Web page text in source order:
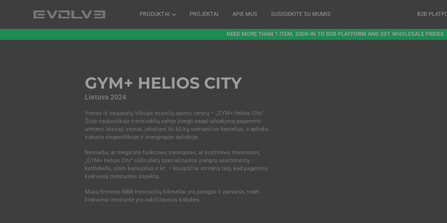
PRODUKTAI PROJEKTAI APIE MUS SUSISIEKITE SU MUMIS B2B
NEED MORE THAN 1 ITEM, SIGN-IN TO B2B PLATFORM AND GET WHOLESALE PRICES
GYM+ HELIOS CITY
Lietuva 2024
Vienas iš naujausių Vilniuje esančių sporto centrų – „GYM+ Helios City”.
Šioje naujoviškoje treniruoklių salėje įrengti pagal užsakymą pagaminti
uretano laisvieji svoriai, įskaitant iki 60 kg sveriančius hantelius, o aplinka
sukurta elegantiškoje ir energingoje aplinkoje.
Nesvarbu, ar mėgstate funkcines treniruotes, ar kryžmines treniruotes,
„GYM+ Helios City” siūlo platų specializuotos įrangos asortimentą –
kettlebells, slam kamuolius ir kt. – kruopščiai atrinktą taip, kad pagerintų
kiekvieną treniruotės aspektą.
Mūsų firminiai NBR treniruočių kilimėliai yra patogūs ir patvarūs, todėl
kiekviena treniruotė yra aukščiausios kokybės.